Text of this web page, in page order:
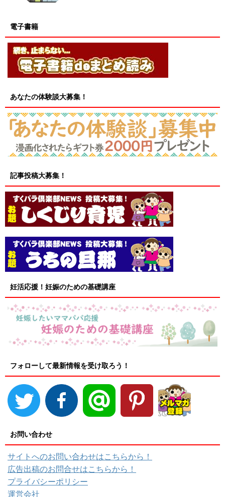
電子書籍
あなたの体験談大募集！
記事投稿大募集！
妊活応援！妊娠のための基礎講座
フォローして最新情報を受け取ろう！
お問い合わせ
サイトへのお問い合わせはこちらから！
広告出稿のお問合せはこちらから！
プライバシーポリシー
運営会社